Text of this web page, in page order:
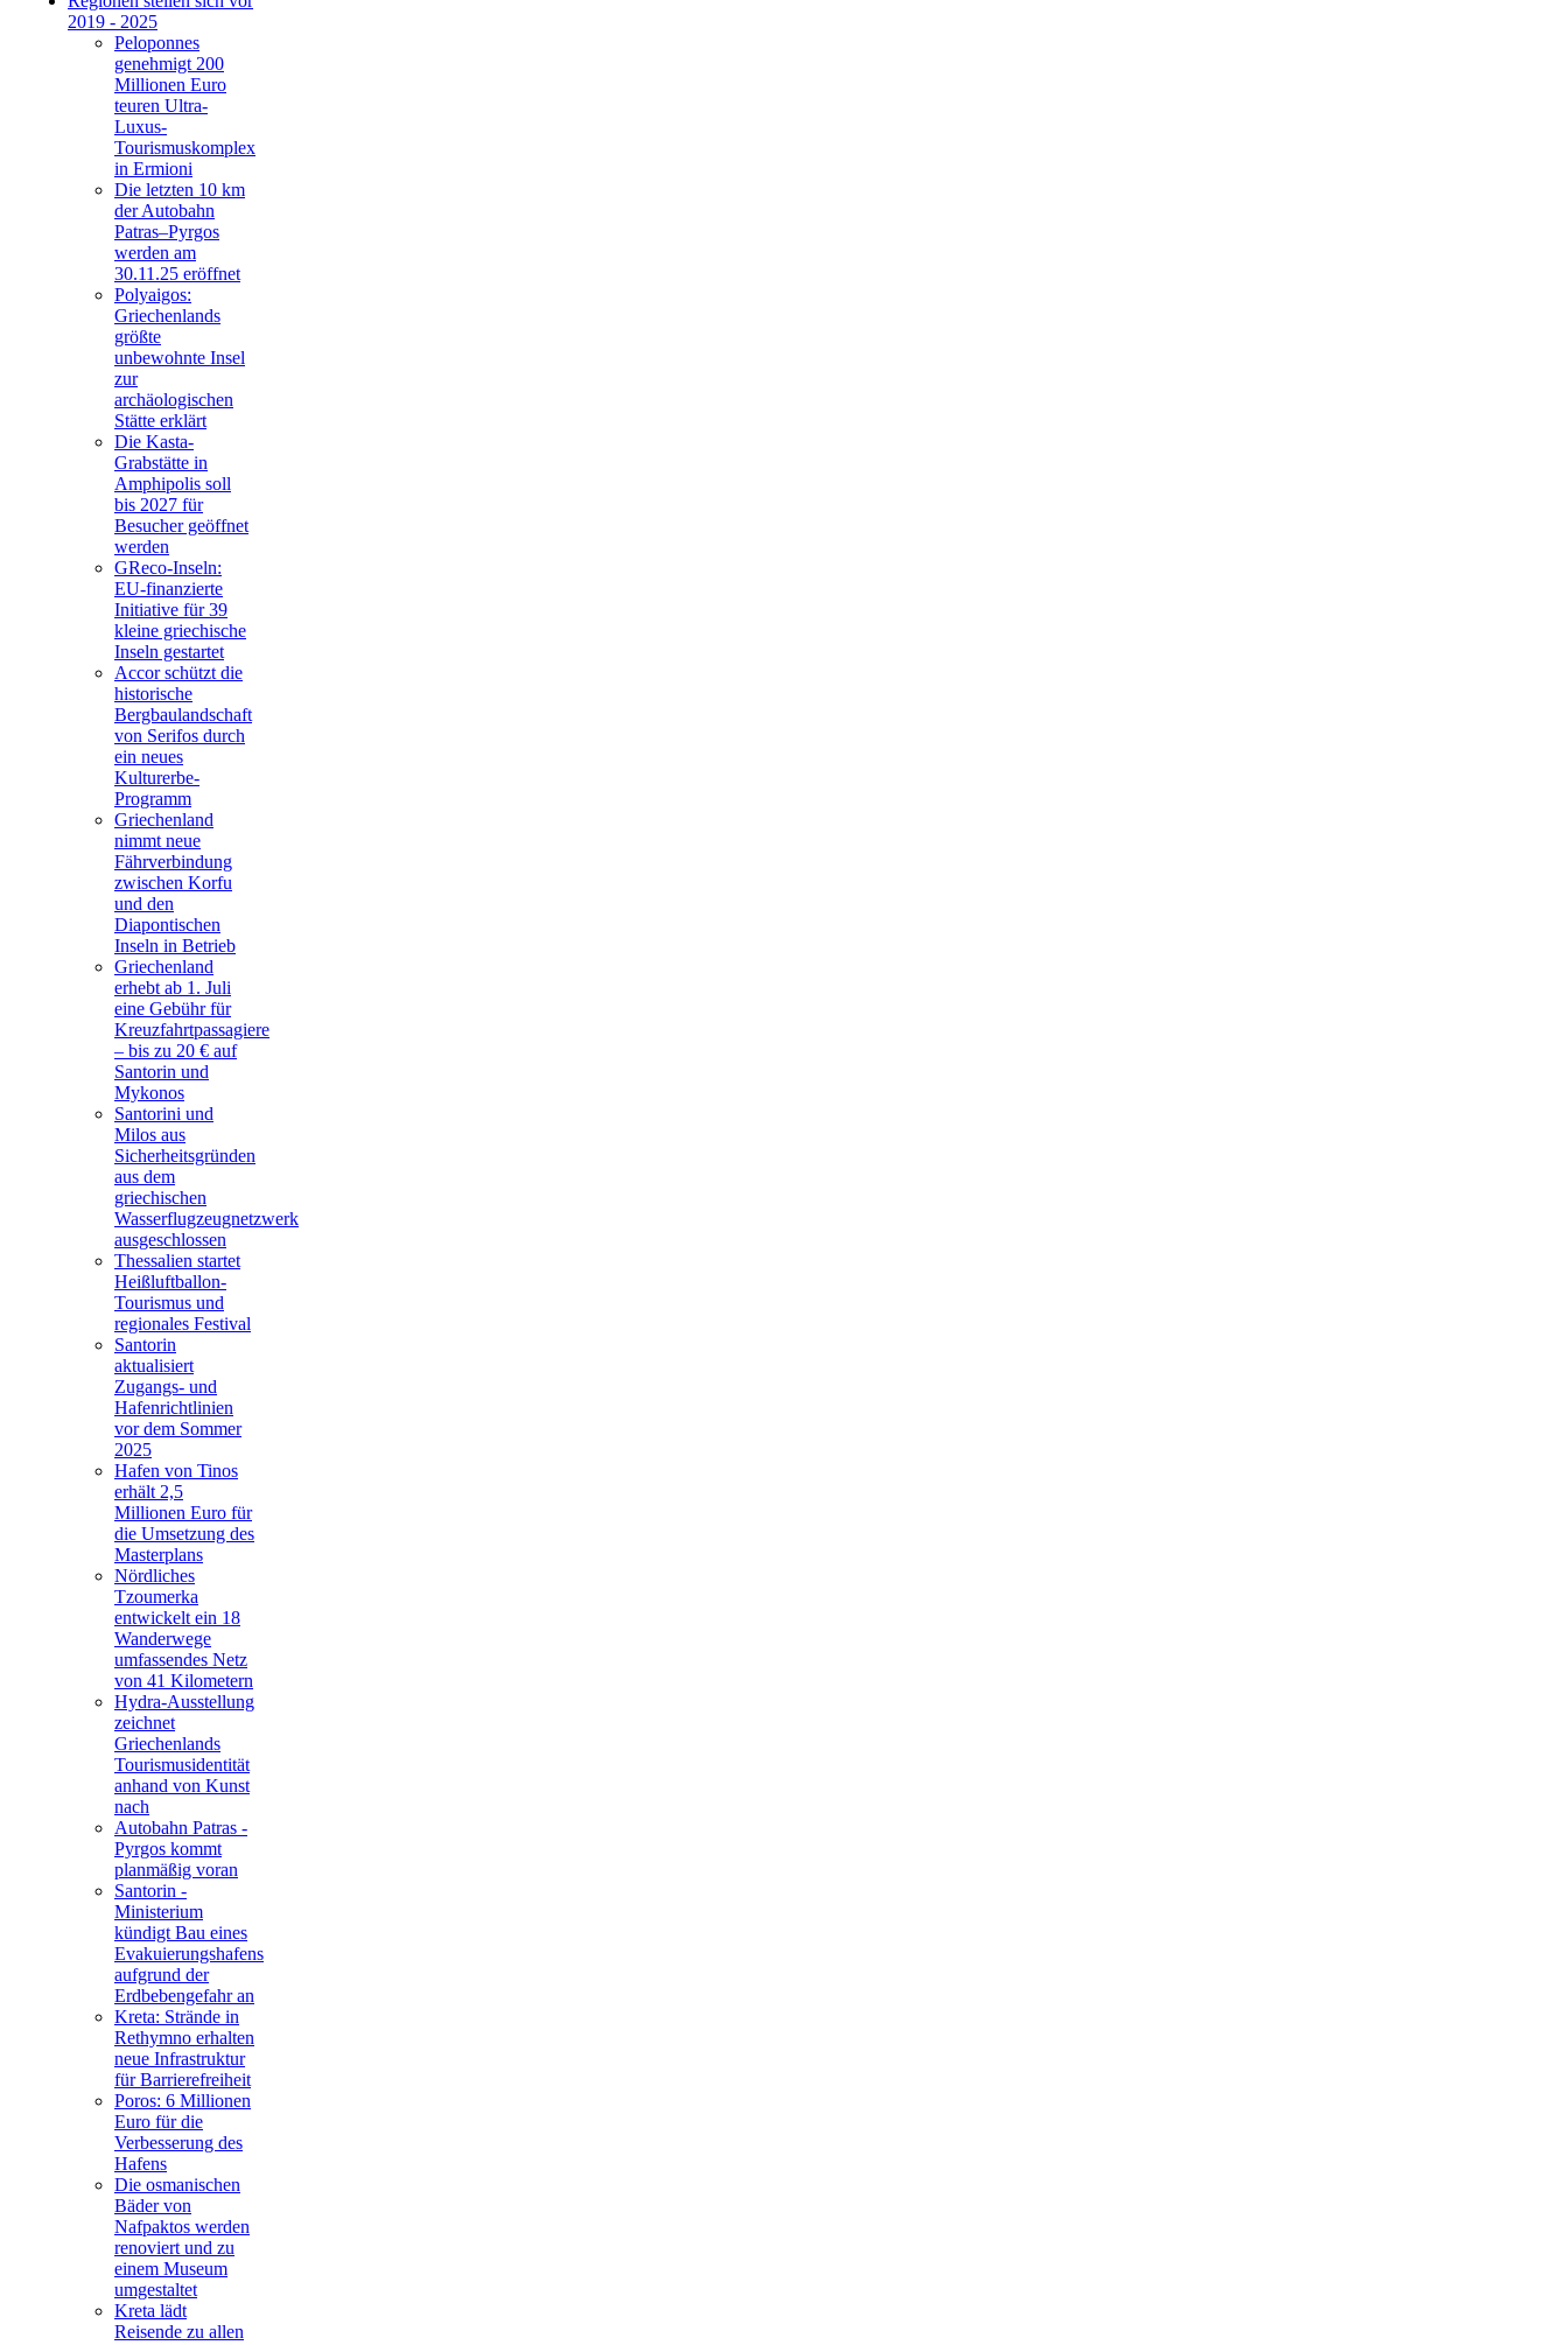
2019 - 2025
Peloponnes
genehmigt 200
Millionen Euro
teuren Ultra-
Luxus-
Tourismuskomplex
in Ermioni
Die letzten 10 km
der Autobahn
Patras–Pyrgos
werden am
30.11.25 eröffnet
Polyaigos:
Griechenlands
größte
unbewohnte Insel
zur
archäologischen
Stätte erklärt
Die Kasta-
Grabstätte in
Amphipolis soll
bis 2027 für
Besucher geöffnet
werden
GReco-Inseln:
EU-finanzierte
Initiative für 39
kleine griechische
Inseln gestartet
Accor schützt die
historische
Bergbaulandschaft
von Serifos durch
ein neues
Kulturerbe-
Programm
Griechenland
nimmt neue
Fährverbindung
zwischen Korfu
und den
Diapontischen
Inseln in Betrieb
Griechenland
erhebt ab 1. Juli
eine Gebühr für
Kreuzfahrtpassagiere
– bis zu 20 € auf
Santorin und
Mykonos
Santorini und
Milos aus
Sicherheitsgründen
aus dem
griechischen
Wasserflugzeugnetzwerk
ausgeschlossen
Thessalien startet
Heißluftballon-
Tourismus und
regionales Festival
Santorin
aktualisiert
Zugangs- und
Hafenrichtlinien
vor dem Sommer
2025
Hafen von Tinos
erhält 2,5
Millionen Euro für
die Umsetzung des
Masterplans
Nördliches
Tzoumerka
entwickelt ein 18
Wanderwege
umfassendes Netz
von 41 Kilometern
Hydra-Ausstellung
zeichnet
Griechenlands
Tourismusidentität
anhand von Kunst
nach
Autobahn Patras -
Pyrgos kommt
planmäßig voran
Santorin -
Ministerium
kündigt Bau eines
Evakuierungshafens
aufgrund der
Erdbebengefahr an
Kreta: Strände in
Rethymno erhalten
neue Infrastruktur
für Barrierefreiheit
Poros: 6 Millionen
Euro für die
Verbesserung des
Hafens
Die osmanischen
Bäder von
Nafpaktos werden
renoviert und zu
einem Museum
umgestaltet
Kreta lädt
Reisende zu allen